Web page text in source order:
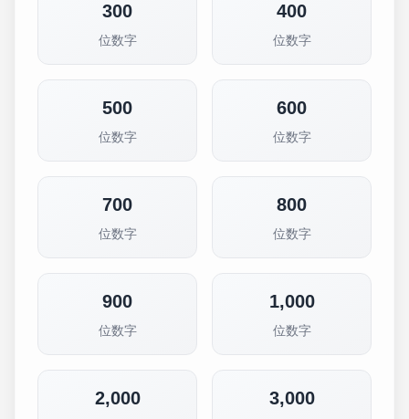
300
位数字
400
位数字
500
位数字
600
位数字
700
位数字
800
位数字
900
位数字
1,000
位数字
2,000 3,000